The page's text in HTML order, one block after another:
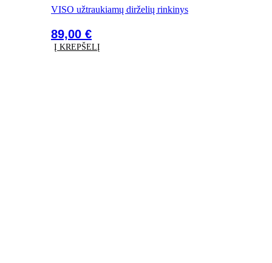
VISO užtraukiamų dirželių rinkinys
89,00 €
Į KREPŠELĮ